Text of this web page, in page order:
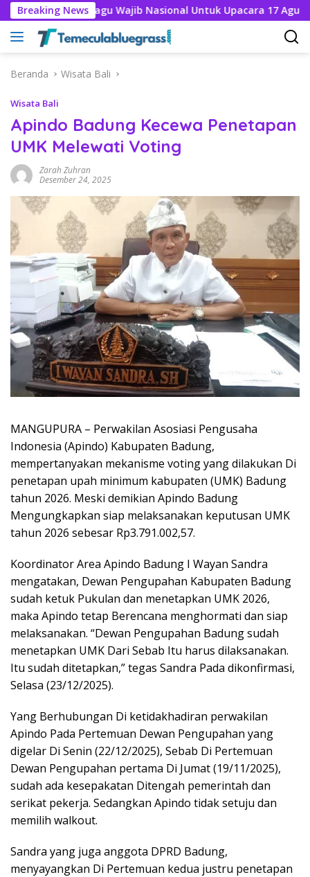
Langsung
ke
konten
Breaking News
12 Lagu Wajib Nasional Untuk Upacara 17 Agustus
Beranda Wisata Bali
Wisata Bali
Apindo Badung Kecewa Penetapan
UMK Melewati Voting
Zarah Zuhran
Desember 24, 2025
MANGUPURA – Perwakilan Asosiasi Pengusaha
Indonesia (Apindo) Kabupaten Badung,
mempertanyakan mekanisme voting yang dilakukan Di
penetapan upah minimum kabupaten (UMK) Badung
tahun 2026. Meski demikian Apindo Badung
Mengungkapkan siap melaksanakan keputusan UMK
tahun 2026 sebesar Rp3.791.002,57.
Koordinator Area Apindo Badung I Wayan Sandra
mengatakan, Dewan Pengupahan Kabupaten Badung
sudah ketuk Pukulan dan menetapkan UMK 2026,
maka Apindo tetap Berencana menghormati dan siap
melaksanakan. “Dewan Pengupahan Badung sudah
menetapkan UMK Dari Sebab Itu harus dilaksanakan.
Itu sudah ditetapkan,” tegas Sandra Pada dikonfirmasi,
Selasa (23/12/2025).
Yang Berhubungan Di ketidakhadiran perwakilan
Apindo Pada Pertemuan Dewan Pengupahan yang
digelar Di Senin (22/12/2025), Sebab Di Pertemuan
Dewan Pengupahan pertama Di Jumat (19/11/2025),
sudah ada kesepakatan Ditengah pemerintah dan
serikat pekerja. Sedangkan Apindo tidak setuju dan
memilih walkout.
Sandra yang juga anggota DPRD Badung,
menyayangkan Di Pertemuan kedua justru penetapan